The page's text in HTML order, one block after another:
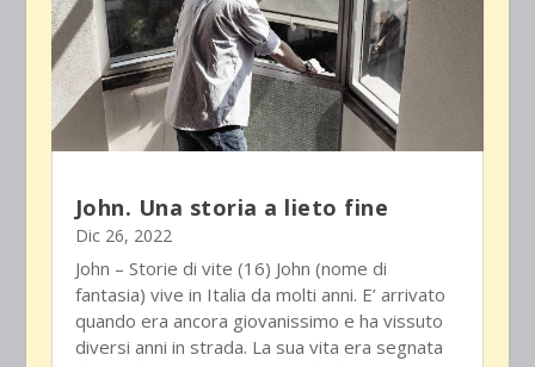
John. Una storia a lieto fine
Dic 26, 2022
John – Storie di vite (16) John (nome di
fantasia) vive in Italia da molti anni. E’ arrivato
quando era ancora giovanissimo e ha vissuto
diversi anni in strada. La sua vita era segnata